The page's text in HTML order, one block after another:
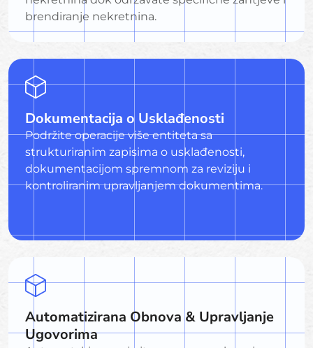
brendiranje nekretnina.
Dokumentacija o Usklađenosti
Podržite operacije više entiteta sa
strukturiranim zapisima o usklađenosti,
dokumentacijom spremnom za reviziju i
kontroliranim upravljanjem dokumentima.
Automatizirana Obnova & Upravljanje
Ugovorima